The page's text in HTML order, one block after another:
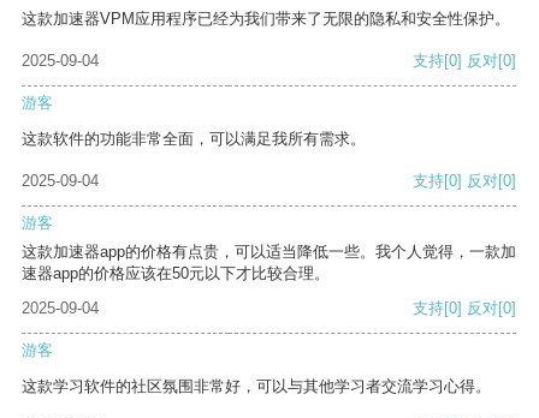
这款加速器VPM应用程序已经为我们带来了无限的隐私和安全性保护。
2025-09-04 支持[0] 反对[0]
游客
这款软件的功能非常全面，可以满足我所有需求。
2025-09-04 支持[0] 反对[0]
游客
这款加速器app的价格有点贵，可以适当降低一些。我个人觉得，一款加
速器app的价格应该在50元以下才比较合理。
2025-09-04
支持[0] 反对[0]
游客
这款学习软件的社区氛围非常好，可以与其他学习者交流学习心得。